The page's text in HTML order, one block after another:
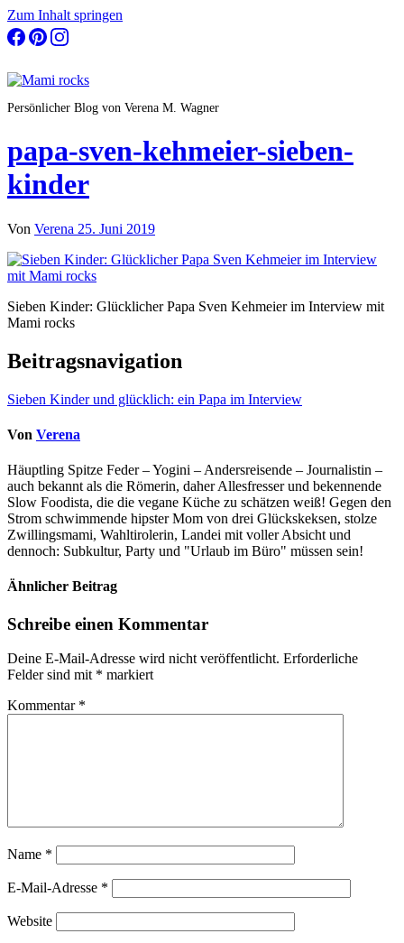
Zum Inhalt springen
Persönlicher Blog von Verena M. Wagner
papa-sven-kehmeier-sieben-
kinder
Von Verena 25. Juni 2019
Sieben Kinder: Glücklicher Papa Sven Kehmeier im Interview mit
Mami rocks
Beitragsnavigation
Sieben Kinder und glücklich: ein Papa im Interview
Von Verena
Häuptling Spitze Feder – Yogini – Andersreisende – Journalistin –
auch bekannt als die Römerin, daher Allesfresser und bekennende
Slow Foodista, die die vegane Küche zu schätzen weiß! Gegen den
Strom schwimmende hipster Mom von drei Glückskeksen, stolze
Zwillingsmami, Wahltirolerin, Landei mit voller Absicht und
dennoch: Subkultur, Party und "Urlaub im Büro" müssen sein!
Ähnlicher Beitrag
Schreibe einen Kommentar
Deine E-Mail-Adresse wird nicht veröffentlicht. Erforderliche
Felder sind mit * markiert
Kommentar *
Name *
E-Mail-Adresse *
Website